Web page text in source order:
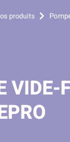
produits
VIDE-